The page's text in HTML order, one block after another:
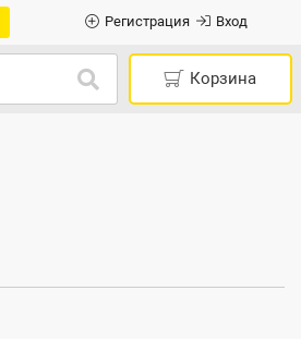
Регистрация Вход
Корзина